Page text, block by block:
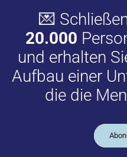
💌
20.000
und erhalten
Aufbau einer
die die